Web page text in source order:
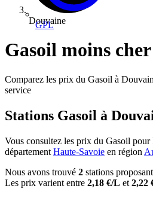
GPL
Douvaine
Gasoil moins
Comparez les prix du Gasoil à
service
Stations Gasoil à
Vous consultez les prix du Gasoil
département Haute-Savoie en région
Nous avons trouvé 2 stations
Les prix varient entre 2,18 €/L et 2,22